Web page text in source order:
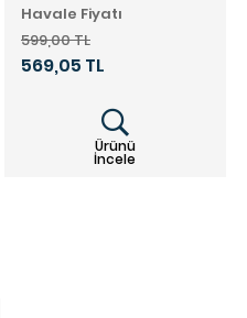
Havale Fiyatı
599,00 TL
569,05 TL
Ürünü
İncele